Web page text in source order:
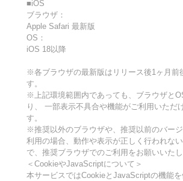
■iOS
ブラウザ：
Apple Safari 最新版
OS：
iOS 18以降
※各ブラウザの最新版はリリース後1ヶ月前
す。
※上記環境範囲内であっても、ブラウザと
り、 一部表示不具合や機能がご利用いただ
す。
※推奨以外のブラウザや、推奨以前のバー
利用の場合、動作や表示が正しく行われな
で、推奨ブラウザでのご利用をお願いいたし
＜CookieやJavaScriptについて＞
本サービスではCookieとJavaScriptの機能